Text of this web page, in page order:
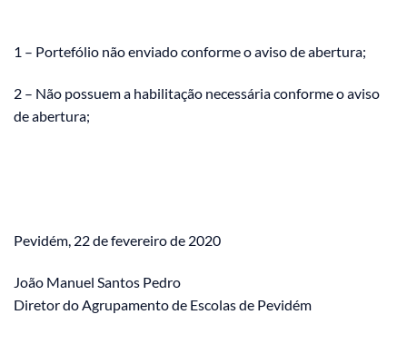
1 – Portefólio não enviado conforme o aviso de abertura;
2 – Não possuem a habilitação necessária conforme o aviso
de abertura;
Pevidém, 22 de fevereiro de 2020
João Manuel Santos Pedro
Diretor do Agrupamento de Escolas de Pevidém